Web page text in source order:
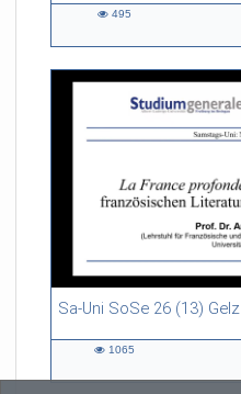
495
Sa-Uni SoSe 26 (13) Gelz
55:13 duration
1065